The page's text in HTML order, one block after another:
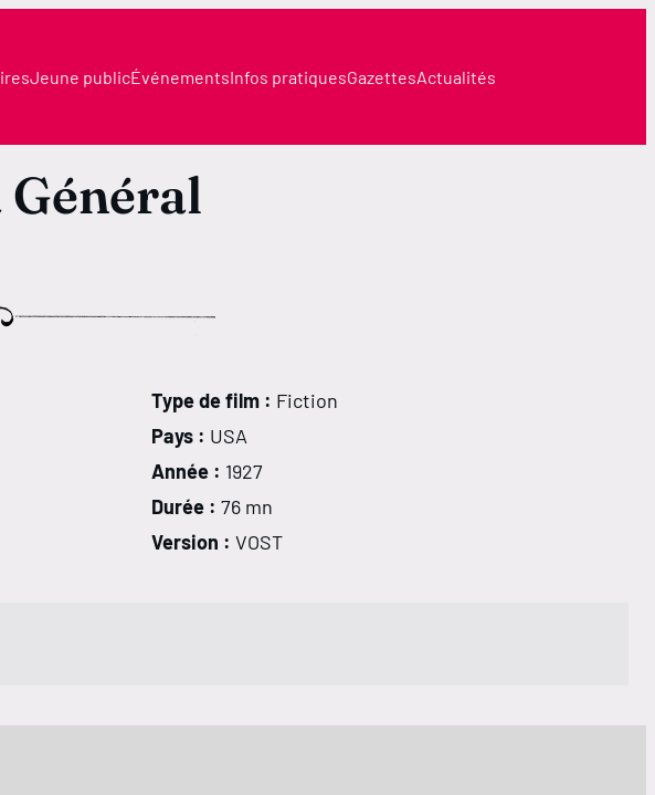
Jeune publicÉvénementsInfos pratiquesGazettesActualités
Général
Type de film : Fiction
Pays : USA
Année : 1927
Durée : 76 mn
Version : VOST